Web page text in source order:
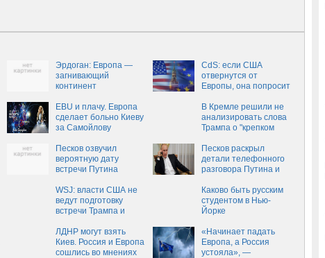
Эрдоган: Европа —
загнивающий
континент
CdS: если США
отвернутся от
Европы, она попросит
EBU и плачу. Европа
сделает больно Киеву
за Самойлову
В Кремле решили не
анализировать слова
Трампа о "крепком
Песков озвучил
вероятную дату
встречи Путина
Песков раскрыл
детали телефонного
разговора Путина и
WSJ: власти США не
ведут подготовку
встречи Трампа и
Каково быть русским
студентом в Нью-
Йорке
ЛДНР могут взять
Киев. Россия и Европа
сошлись во мнениях
«Начинает падать
Европа, а Россия
устояла», —